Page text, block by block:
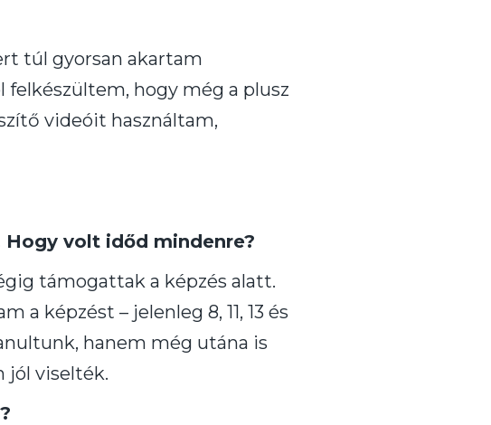
túl gyorsan akartam
hogy még a plusz
videóit használtam,
volt időd mindenre?
támogattak a képzés alatt.
a képzést – jelenleg 8, 11, 13 és
hanem még utána is
jól viselték.